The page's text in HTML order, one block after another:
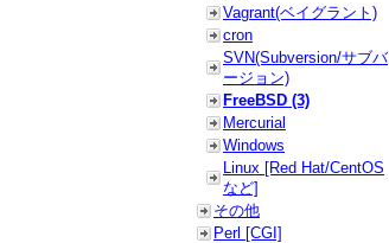
Vagrant(ベイグラント)
cron
SVN(Subversion/サブバ
ージョン)
FreeBSD (3)
Mercurial
Windows
Linux [Red Hat/CentOS
など]
その他
Perl [CGI]